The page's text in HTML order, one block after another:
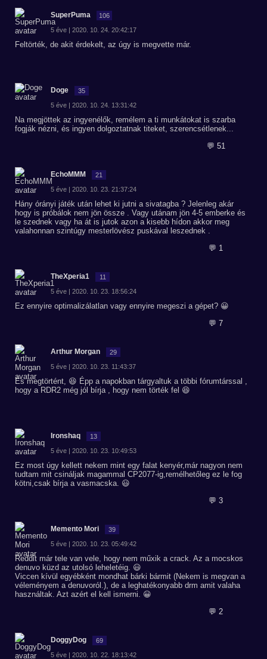
SuperPuma 106
5 éve | 2020. 10. 24. 20:42:17
Feltörték, de akit érdekelt, az úgy is megvette már.
Doge 35
5 éve | 2020. 10. 24. 13:31:42
Na megjöttek az ingyenélők, remélem a ti munkátokat is szarba
fogják nézni, és ingyen dolgoztatnak titeket, szerencsétlenek...
💬 51
EchoMMM 21
5 éve | 2020. 10. 23. 21:37:24
Hány órányi játék után lehet ki jutni a sivatagba ? Jelenleg akár
hogy is próbálok nem jön össze . Vagy utánam jön 4-5 emberke és
le szednek vagy ha át is jutok azon a kisebb hídon akkor meg
valahonnan szintúgy mesterlövész puskával leszednek .
💬 1
TheXperia1 11
5 éve | 2020. 10. 23. 18:56:24
Ez ennyire optimalizálatlan vagy ennyire megeszi a gépet? 😀
💬 7
Arthur Morgan 29
5 éve | 2020. 10. 23. 11:43:37
És megtörtént, 😆 Épp a napokban tárgyaltuk a többi fórumtárssal ,
hogy a RDR2 még jól bírja , hogy nem törték fel 😆
Ironshaq 13
5 éve | 2020. 10. 23. 10:49:53
Ez most úgy kellett nekem mint egy falat kenyér,már nagyon nem
tudtam mit csináljak magammal CP2077-ig,remélhetőleg ez le fog
kötni,csak bírja a vasmacska. 😃
💬 3
Memento Mori 39
5 éve | 2020. 10. 23. 05:49:42
Reddit már tele van vele, hogy nem műxik a crack. Az a mocskos
denuvo küzd az utolsó leheletéig. 😃
Viccen kívül egyébként mondhat bárki bármit (Nekem is megvan a
véleményem a denuvoról.), de a leghatékonyabb drm amit valaha
használtak. Azt azért el kell ismerni. 😀
💬 2
DoggyDog 69
5 éve | 2020. 10. 22. 18:13:42